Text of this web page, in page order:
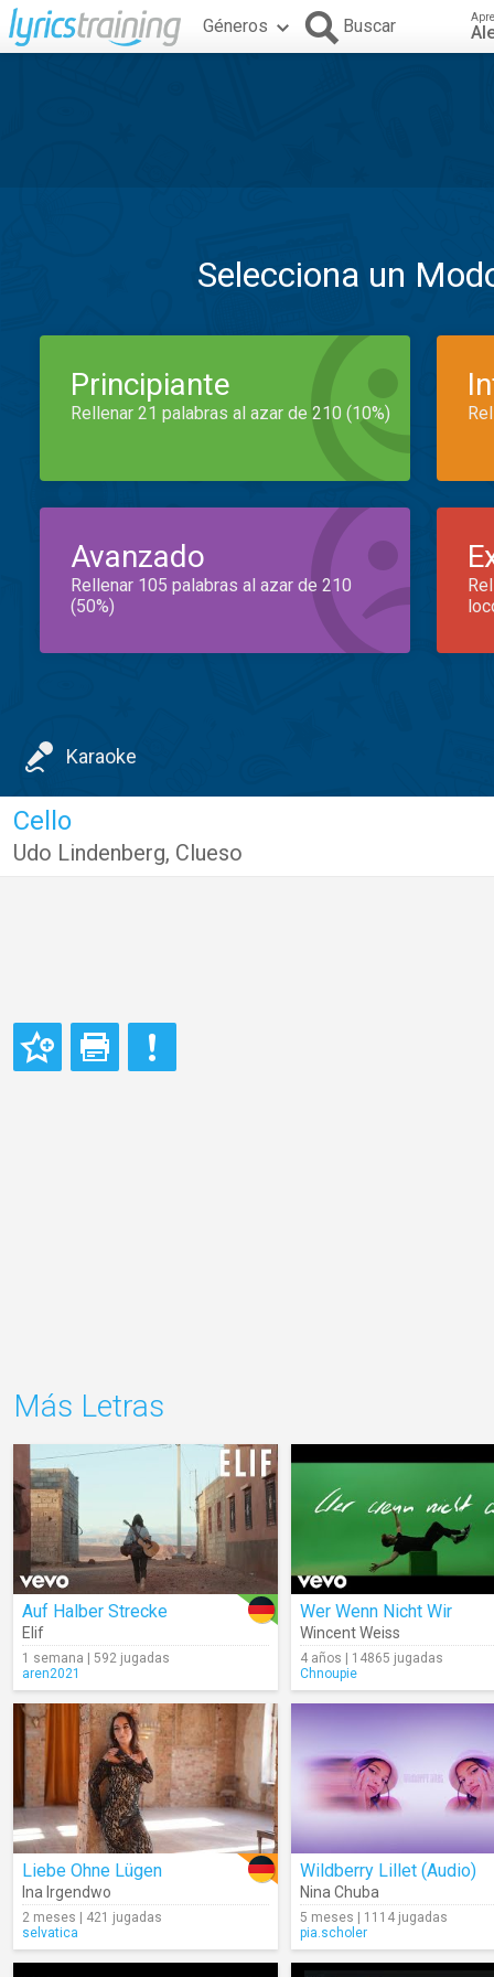
Géneros Buscar
Selecciona un
Principiante
Rellenar 21 palabras al azar de 210 (10%)
Avanzado
Rellenar 105 palabras al azar de 210
(50%)
Karaoke
Cello
Udo Lindenberg, Clueso
Más Letras
Auf Halber Strecke
Elif
1 semana | 592 jugadas
aren2021
Wer Wenn Nicht Wir
Wincent Weiss
4 años | 14865 jugadas
Chnoupie
Liebe Ohne Lügen
Ina Irgendwo
2 meses | 421 jugadas
selvatica
Wildberry Lillet (Audio)
Nina Chuba
5 meses | 1114 jugadas
pia.scholer